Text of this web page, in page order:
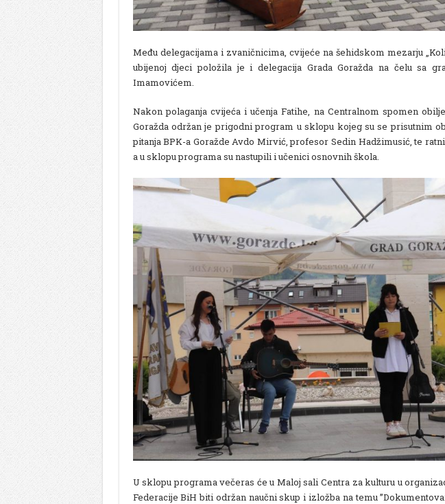
Među delegacijama i zvaničnicima, cvijeće na šehidskom mezarju
ubijenoj djeci položila je i delegacija Grada Goražda na čelu sa
Imamovićem.
Nakon polaganja cvijeća i učenja Fatihe, na Centralnom spomen
Goražda održan je prigodni program u sklopu kojeg su se prisutnim
pitanja BPK-a Goražde Avdo Mirvić, profesor Sedin Hadžimusić, te
a u sklopu programa su nastupili i učenici osnovnih škola.
U sklopu programa večeras će u Maloj sali Centra za kulturu u
Federacije BiH biti održan naučni skup i izložba na temu